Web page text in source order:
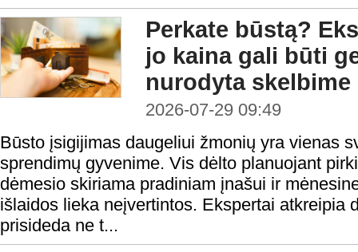
Perkate būstą?
jo kaina gali būti
nurodyta skelbime
2026-07-29 09:49
Būsto įsigijimas daugeliui žmonių yra vienas
sprendimų gyvenime. Vis dėlto planuojant
dėmesio skiriama pradiniam įnašui ir
išlaidos lieka neįvertintos. Ekspertai atkreipia
prisideda ne t...